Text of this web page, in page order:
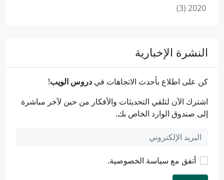
2020 (3)
النشرة الإخبارية
كن على اطلاع بأحدث الاتجاهات في دروس الويب!
اشترك الآن لتلقي التحديثات والأفكار من حين لآخر مباشرة
إلى صندوق الوارد الخاص بك.
أتفق مع سياسة الخصوصية.